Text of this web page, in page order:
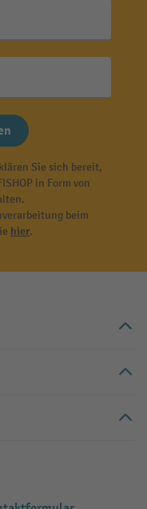
Sie sich bereit,
in Form von
beim
hier.